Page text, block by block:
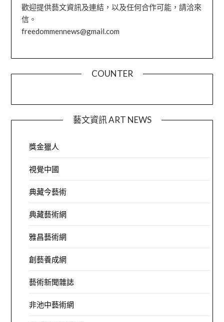
歡迎提供藝文資訊及連結，以及任何合作可能，請洽來
信。
freedommennews@gmail.com
COUNTER
藝文資訊 ART NEWS
獎金獵人
視覺中國
典藏今藝術
典藏藝術網
雅昌藝術網
創藝養成網
藝術新聞雜誌
非池中藝術網